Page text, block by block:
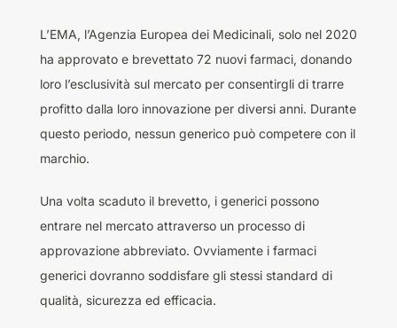
L’EMA, l’Agenzia Europea dei Medicinali, solo nel 2020
ha approvato e brevettato 72 nuovi farmaci, donando
loro l’esclusività sul mercato per consentirgli di trarre
profitto dalla loro innovazione per diversi anni. Durante
questo periodo, nessun generico può competere con il
marchio.
Una volta scaduto il brevetto, i generici possono
entrare nel mercato attraverso un processo di
approvazione abbreviato. Ovviamente i farmaci
generici dovranno soddisfare gli stessi standard di
qualità, sicurezza ed efficacia.